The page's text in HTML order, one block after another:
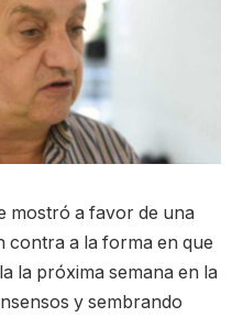
mostró a favor de una
contra a la forma en que
la próxima semana en la
y sembrando